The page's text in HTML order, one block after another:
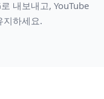
내보내고, YouTube
지하세요.